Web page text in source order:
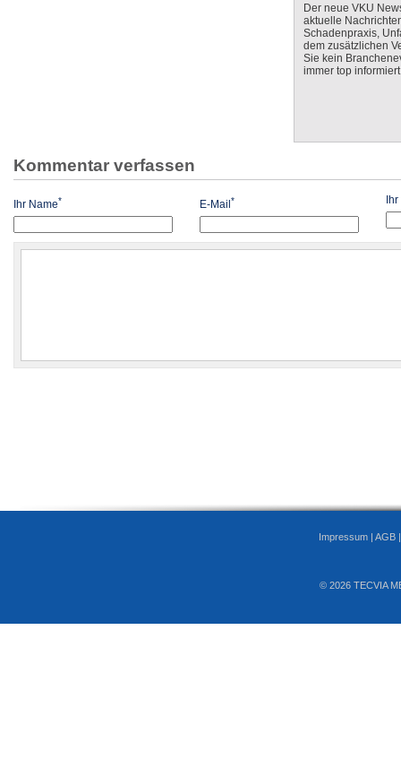
Der neue VKU
aktuelle
Schadenpraxis,
dem zusätzlichen
Sie kein
immer top
Kommentar verfassen
Ihr Name* E-Mail* Ihr
Impressum | AGB
© 2026 TECVIA